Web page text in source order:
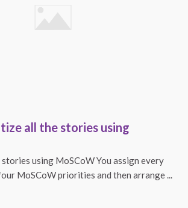
all the stories using
using MoSCoW You assign every
MoSCoW priorities and then arrange ...